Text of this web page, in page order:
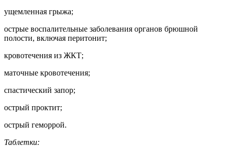
ущемленная грыжа;
острые воспалительные заболевания органов брюшной
полости, включая перитонит;
кровотечения из ЖКТ;
маточные кровотечения;
спастический запор;
острый проктит;
острый геморрой.
Таблетки: